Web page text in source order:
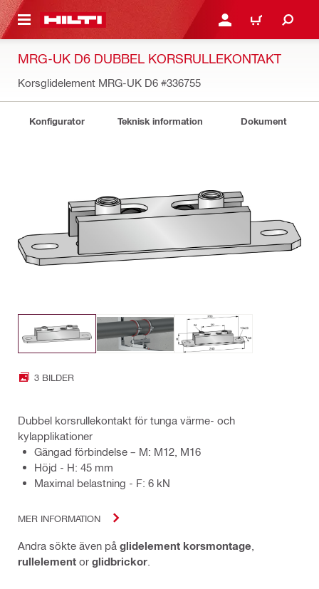
GÅ TILL HUVUDSIDAN LOGGA IN ELLER
VARUKORG
MRG-UK D6 DUBBEL KORSRULLEKONTAKT
Korsglidelement MRG-UK D6 #336755
Konfigurator Teknisk information Dokument
3 BILDER
Dubbel korsrullekontakt för tunga värme- och
kylapplikationer
Gängad förbindelse – M: M12, M16
Höjd - H: 45 mm
Maximal belastning - F: 6 kN
MER INFORMATION
Andra sökte även på glidelement korsmontage
rullelement or glidbrickor